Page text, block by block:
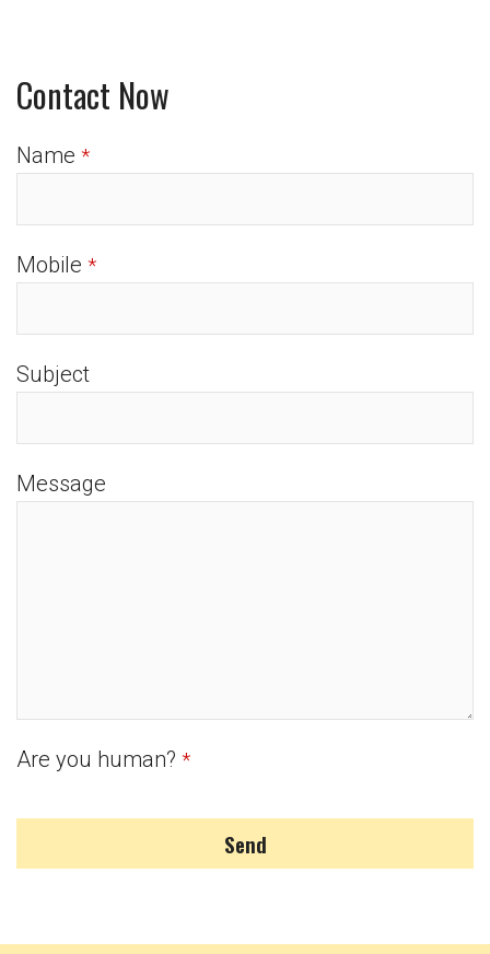
Contact Now
Name *
Mobile *
Subject
Message
Are you human? *
Send